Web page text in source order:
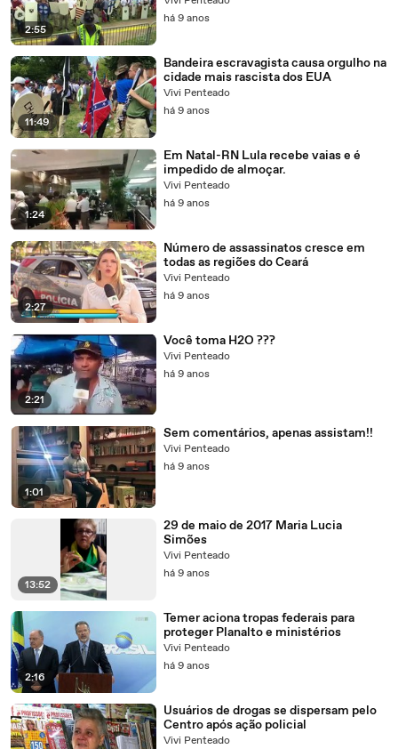
2:55
há 9 anos
11:49
Bandeira escravagista causa orgulho na
cidade mais rascista dos EUA
Vivi Penteado
há 9 anos
1:24
Em Natal-RN Lula recebe vaias e é
impedido de almoçar.
Vivi Penteado
há 9 anos
2:27
Número de assassinatos cresce em
todas as regiões do Ceará
Vivi Penteado
há 9 anos
2:21
Você toma H2O ???
Vivi Penteado
há 9 anos
1:01
Sem comentários, apenas assistam!!
Vivi Penteado
há 9 anos
13:52
29 de maio de 2017 Maria Lucia
Simões
Vivi Penteado
há 9 anos
2:16
Temer aciona tropas federais para
proteger Planalto e ministérios
Vivi Penteado
há 9 anos
Usuários de drogas se dispersam pelo
Centro após ação policial
Vivi Penteado